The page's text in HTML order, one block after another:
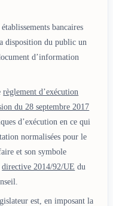
bancaires
disposition du public un
d’information
règlement d’exécution
du 28 septembre 2017
d’exécution en ce qui
normalisées pour le
et son symbole
directive 2014/92/UE du
est, en imposant la